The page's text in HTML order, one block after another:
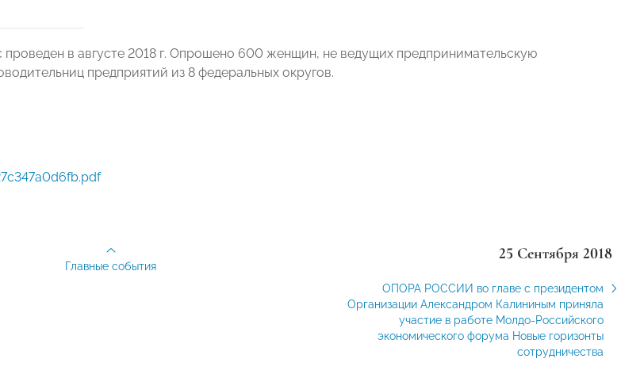
в августе 2018 г. Опрошено 600 женщин, не ведущих предпринимательскую
предприятий из 8 федеральных округов.
25 Сентября 2018
ОПОРА РОССИИ во главе с президентом
Организации Александром Калининым приняла
участие в работе Молдо-Российского
экономического форума Новые горизонты
сотрудничества
Главные события